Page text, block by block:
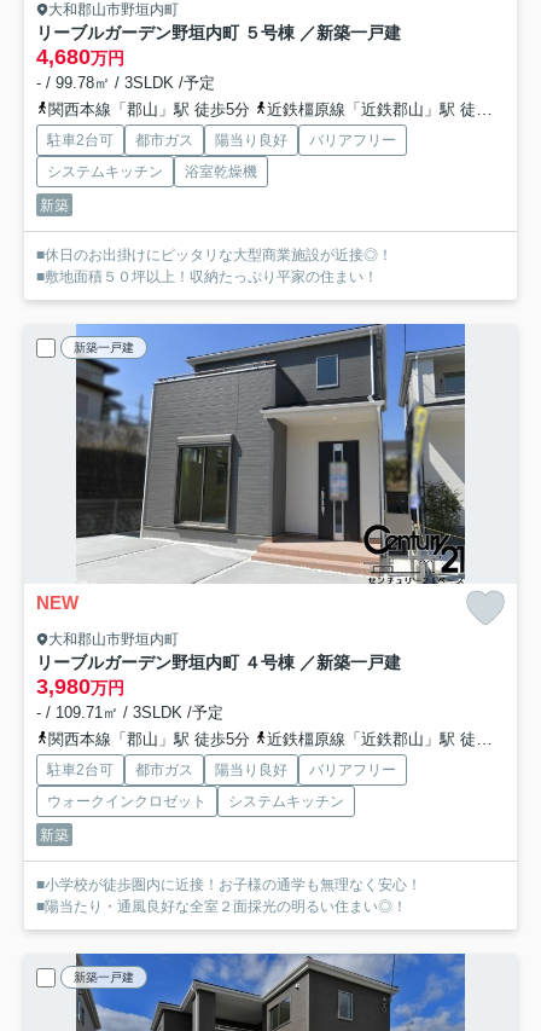
大和郡山市野垣内町
リーブルガーデン野垣内町 ５号棟 ／新築一戸建
4,680万円
- / 99.78㎡ / 3SLDK /予定
関西本線「郡山」駅 徒歩5分
近鉄橿原線「近鉄郡山」駅 徒歩19分
駐車2台可 都市ガス 陽当り良好
バリアフリー
システムキッチン
浴室乾燥機
新築
■休日のお出掛けにピッタリな大型商業施設が近接◎！
■敷地面積５０坪以上！収納たっぷり平家の住まい！
新築一戸建
NEW
大和郡山市野垣内町
リーブルガーデン野垣内町 ４号棟 ／新築一戸建
3,980万円
- / 109.71㎡ / 3SLDK /予定
関西本線「郡山」駅 徒歩5分
近鉄橿原線「近鉄郡山」駅 徒歩19分
駐車2台可 都市ガス 陽当り良好
バリアフリー
ウォークインクロゼット
システムキッチン
新築
■小学校が徒歩圏内に近接！お子様の通学も無理なく安心！
■陽当たり・通風良好な全室２面採光の明るい住まい◎！
新築一戸建